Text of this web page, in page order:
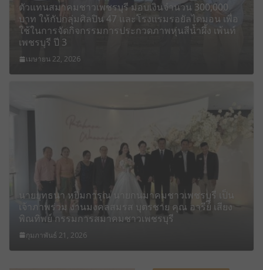
ตัวแทนสมาคมชาวเพชรบุรี มอบเงินจำนวน 300,000
บาท ให้กับกลุ่มศิลปิน 47 และโรงแรมรอยัลไดมอน เพื่อ
ใช้ในการจัดกิจกรรมการประกวดภาพหุ่นสีน้ำผึ้ง เพ้นท์
เพชรบุรี ปี 3
เมษายน 22, 2026
นายยุทธนา หยิมการุณ นายกนมาคมชาวเพชรบุรี เป็น
เจ้าภาพร่วม งานมงคลสมรส บุตรชาย คุณ อารีย์ื เสียง
พิณทิพย์ กรรมการสมาคมชาวเพชรบุรี
กุมภาพันธ์ 21, 2026